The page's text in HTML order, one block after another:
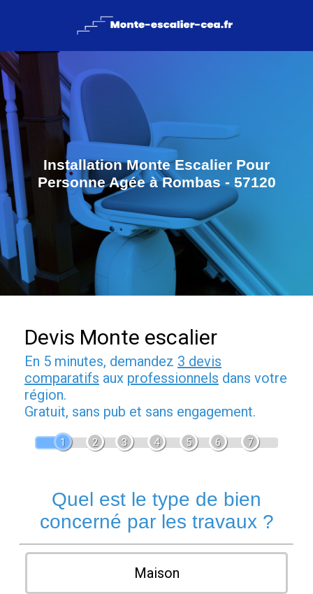
Installation Monte Escalier Pour
Personne Agée à Rombas - 57120
Devis Monte escalier
En 5 minutes, demandez 3 devis
comparatifs aux professionnels dans votre
région.
Gratuit, sans pub et sans engagement.
1 2 3 4 5 6 7
Quel est le type de bien
concerné par les travaux ?
Maison